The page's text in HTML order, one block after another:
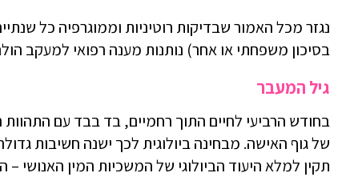
בסיכון משפחתי או אחר) נותנות מענה רפואי למעקב
גיל המעבר
בחודש הרביעי לחיים התוך רחמיים, בד בבד עם
של גוף האישה. מבחינה ביולוגית לכך ישנה חשיבות
תקין למלא היעוד הביולוגי של המשכיות המין האנושי –